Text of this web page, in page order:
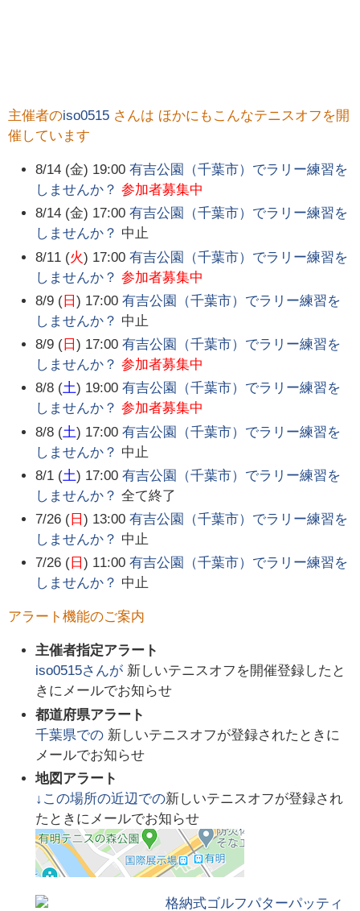
主催者のiso0515 さんは ほかにもこんなテニスオフを開
催しています
8/14 (金) 19:00 有吉公園（千葉市）でラリー練習を
しませんか？ 参加者募集中
8/14 (金) 17:00 有吉公園（千葉市）でラリー練習を
しませんか？ 中止
8/11 (火) 17:00 有吉公園（千葉市）でラリー練習を
しませんか？ 参加者募集中
8/9 ( 日) 17:00 有吉公園（千葉市）でラリー練習を
しませんか？ 中止
8/9 ( 日) 17:00 有吉公園（千葉市）でラリー練習を
しませんか？ 参加者募集中
8/8 (土) 19:00 有吉公園（千葉市）でラリー練習を
しませんか？ 参加者募集中
8/8 (土) 17:00 有吉公園（千葉市）でラリー練習を
しませんか？ 中止
8/1 (土) 17:00 有吉公園（千葉市）でラリー練習を
しませんか？ 全て終了
7/26 ( 日) 13:00 有吉公園（千葉市）でラリー練習を
しませんか？ 中止
7/26 ( 日) 11:00 有吉公園（千葉市）でラリー練習を
しませんか？ 中止
アラート機能のご案内
主催者指定アラート
iso0515さんが 新しいテニスオフを開催登録したと
きにメールでお知らせ
都道府県アラート
千葉県での 新しいテニスオフが登録されたときに
メールでお知らせ
地図アラート
↓この場所の近辺での新しいテニスオフが登録され
たときにメールでお知らせ
格納式ゴルフパターパッティ